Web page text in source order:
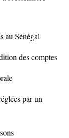
au Sénégal
des comptes
par un